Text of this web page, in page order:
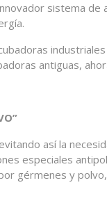
sistema
antiguas,
así la
especiales
gérmenes y